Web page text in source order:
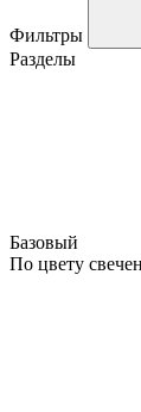
Фильтры
Разделы
Базовый
По цвету